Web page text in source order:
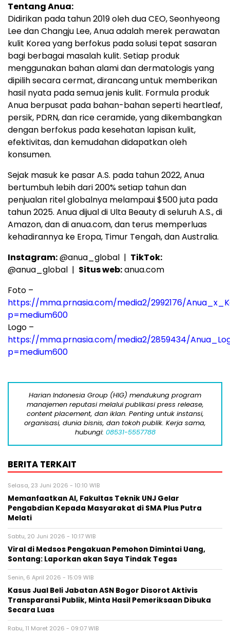
Tentang Anua:
Didirikan pada tahun 2019 oleh dua CEO, Seonhyeong
Lee dan Changju Lee, Anua adalah merek perawatan
kulit Korea yang berfokus pada solusi tepat sasaran
bagi berbagai masalah kulit. Setiap produk
menggunakan bahan alami dan dermatologis yang
dipilih secara cermat, dirancang untuk memberikan
hasil nyata pada semua jenis kulit. Formula produk
Anua berpusat pada bahan-bahan seperti heartleaf,
persik, PDRN, dan rice ceramide, yang dikembangkan
dengan berfokus pada kesehatan lapisan kulit,
efektivitas, dan kemudahan didapatkan oleh
konsumen.
Sejak masuk ke pasar A.S. pada tahun 2022, Anua
bertumbuh lebih dari 200% setiap tahun dan
penjualan ritel globalnya melampaui $500 juta pada
tahun 2025. Anua dijual di Ulta Beauty di seluruh A.S., di
Amazon, dan di anua.com, dan terus memperluas
kehadirannya ke Eropa, Timur Tengah, dan Australia.
Instagram:@anua_global | TikTok:
@anua_global | Situs web:anua.com
Foto –
https://mma.prnasia.com/media2/2992176/
p=medium600
Logo –
https://mma.prnasia.com/media2/2859434/
p=medium600
Harian Indonesia Group (HIG) mendukung program
manajemen reputasi melalui publikasi press release,
content placement, dan iklan. Penting untuk instansi,
organisasi, dunia bisnis, dan tokoh publik. Kerja sama,
hubungi: 08531-5557788
BERITA TERKAIT
Selasa, 23 Juni 2026 - 10:10 WIB
Memanfaatkan AI, Fakultas Teknik UNJ Gelar
Pengabdian Kepada Masyarakat di SMA Plus Putra
Melati
Sabtu, 20 Juni 2026 - 10:17 WIB
Viral di Medsos Pengakuan Pemohon Dimintai Uang,
Sontang: Laporkan akan Saya Tindak Tegas
Senin, 6 April 2026 - 15:09 WIB
Kasus Jual Beli Jabatan ASN Bogor Disorot Aktivis
Transparansi Publik, Minta Hasil Pemeriksaan Dibuka
Secara Luas
Rabu, 11 Maret 2026 - 09:07 WIB